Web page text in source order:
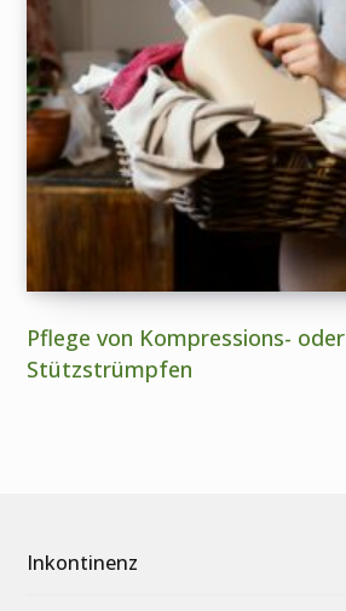
Pflege von Kompressions- oder
Stützstrümpfen
Inkontinenz